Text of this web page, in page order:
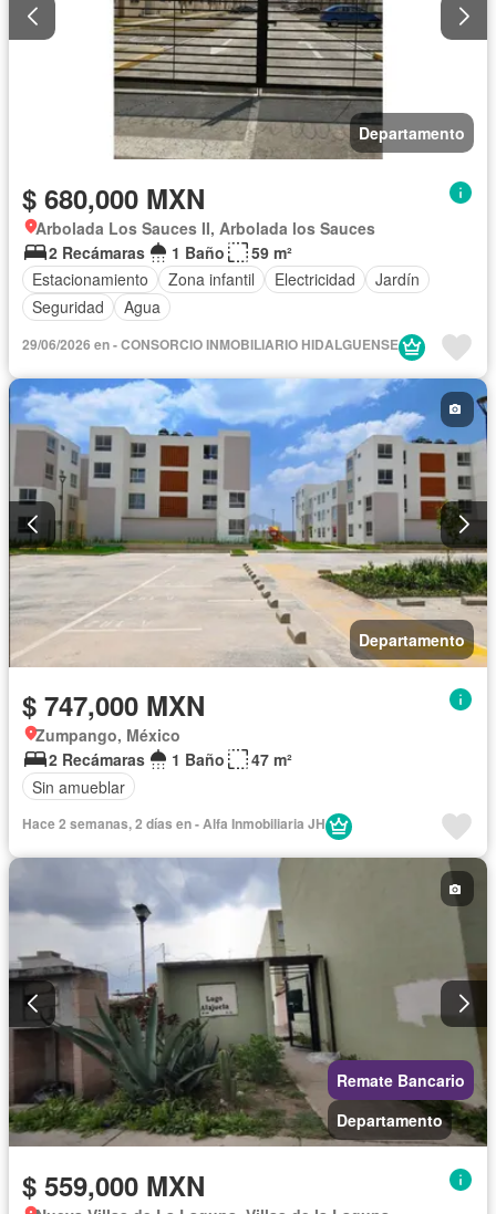
Departamento
$ 680,000 MXN
Arbolada Los Sauces II, Arbolada los Sauces
2 Recámaras
1 Baño
59 m²
Estacionamiento
Zona infantil Electricidad
Jardín
Seguridad
Agua
29/06/2026 en - CONSORCIO INMOBILIARIO HIDALGUENSE
Departamento
$ 747,000 MXN
Zumpango, México
2 Recámaras
1 Baño
47 m²
Sin amueblar
Hace 2 semanas, 2 días en - Alfa Inmobiliaria JH
Remate Bancario
Departamento
$ 559,000 MXN